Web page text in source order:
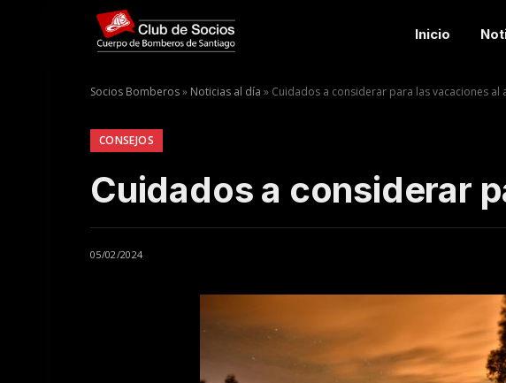
Inicio
Socios Bomberos» Noticias al día » Cuidados a considerar para las vacaciones al
CONSEJOS
Cuidados a considerar
05/02/2024